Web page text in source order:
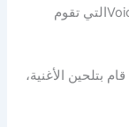
) عبر القناة الرسمية لشركة Voice Media Houseالتي تقوم
بتلحين الأغنية،